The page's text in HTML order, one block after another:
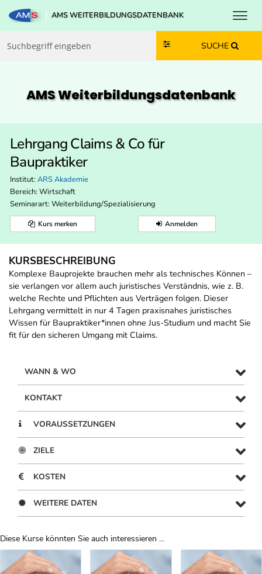
Zum Inhalt springen
Zum Navmenü springen
Zur Suche springen
Zur Footer springen
AMS WEITERBILDUNGSDATENBANK
SUCHE
AMS Weiterbildungs­datenbank
Lehrgang Claims & Co für
Baupraktiker
Institut: ARS Akademie
Bereich: Wirtschaft
Seminarart: Weiterbildung/Spezialisierung
Kurs merken Anmelden
KURSBESCHREIBUNG
Komplexe Bauprojekte brauchen mehr als technisches Können –
sie verlangen vor allem auch juristisches Verständnis, wie z. B.
welche Rechte und Pflichten aus Verträgen folgen. Dieser
Lehrgang vermittelt in nur 4 Tagen praxisnahes juristisches
Wissen für Baupraktiker*innen ohne Jus-Studium und macht Sie
fit für den sicheren Umgang mit Claims.
WANN & WO
KONTAKT
VORAUSSETZUNGEN
ZIELE
KOSTEN
WEITERE DATEN
Diese Kurse könnten Sie auch interessieren ...
Uber Weiterbildungsvorschläge